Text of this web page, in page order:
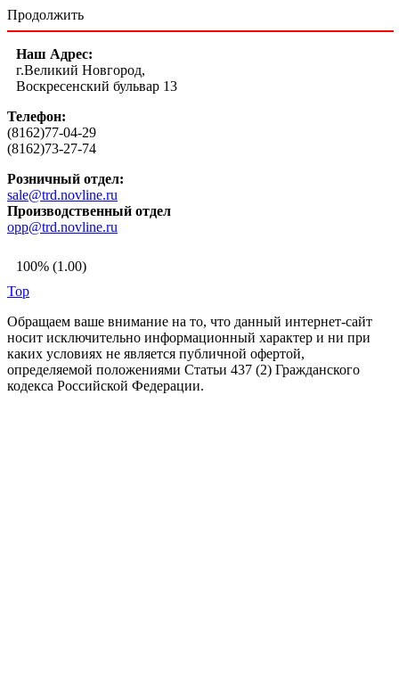
Продолжить
Наш Адрес:
г.Великий Новгород,
Воскресенский бульвар 13
Телефон:
(8162)77-04-29
(8162)73-27-74
Розничный отдел:
sale@trd.novline.ru
Производственный отдел
opp@trd.novline.ru
100% (1.00)
Top
Обращаем ваше внимание на то, что данный интернет-сайт
носит исключительно информационный характер и ни при
каких условиях не является публичной офертой,
определяемой положениями Статьи 437 (2) Гражданского
кодекса Российской Федерации.